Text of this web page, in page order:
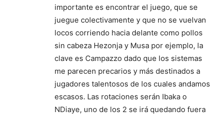
importante es encontrar el juego, que se
juegue colectivamente y que no se vuelvan
locos corriendo hacia delante como pollos
sin cabeza Hezonja y Musa por ejemplo, la
clave es Campazzo dado que los sistemas
me parecen precarios y más destinados a
jugadores talentosos de los cuales andamos
escasos. Las rotaciones serán Ibaka o
NDiaye, uno de los 2 se irá quedando fuera